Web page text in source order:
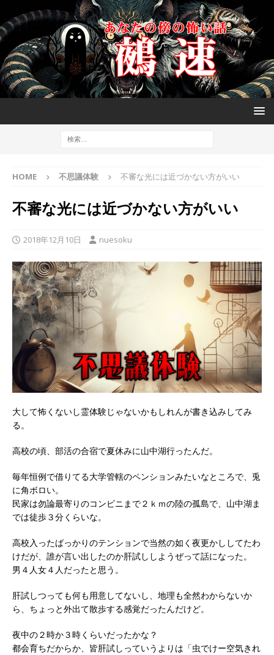
HOME 不思議体験 不審な光には近づかない方がいい
不審な光には近づかない方がいい
2018年12月10日 nuesoku
大して怖くないし霊体験じゃないかもしれんが書き込みしてみ
る。
高校の頃、部活の合宿で夏休みに山中湖行ったんだ。
毎年恒例で借りてる大学管轄のペンションみたいなところで、兎
に角ボロい。
民家は勿論最寄りのコンビニまで２ｋｍの陸の孤島で、山中湖ま
では徒歩３分くらいな。
高校入ったばっかりのテンションで当然の如く夜更かししてたわ
けだが、誰が言い出したのか肝試ししようぜって話になった。
男４人女４人だったと思う。
肝試しつっても何も用意してないし、地理も全然わからないか
ら、ちょっと外出て散歩する感覚だったんだけど。
夜中の２時か３時くらいだったかな？
都会育ちだからか、皆肝試しっていうよりは「虫でけー空気きれ